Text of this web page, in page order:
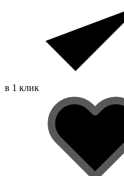
в 1 клик